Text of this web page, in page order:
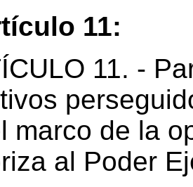
11:
11. -
marco de la
al Poder